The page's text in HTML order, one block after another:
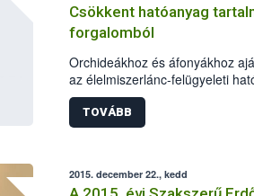
Csökkent hatóanyag
forgalomból
Orchideákhoz és áfonyákhoz
az élelmiszerlánc-felügyeleti
biztonsági Hivatal (NÉBIH)
magnézium tartalma 2%
tartalmú Garri tápoldatok
kereskedelmi gyakorlat
TOVÁBB
2015. december 22., kedd